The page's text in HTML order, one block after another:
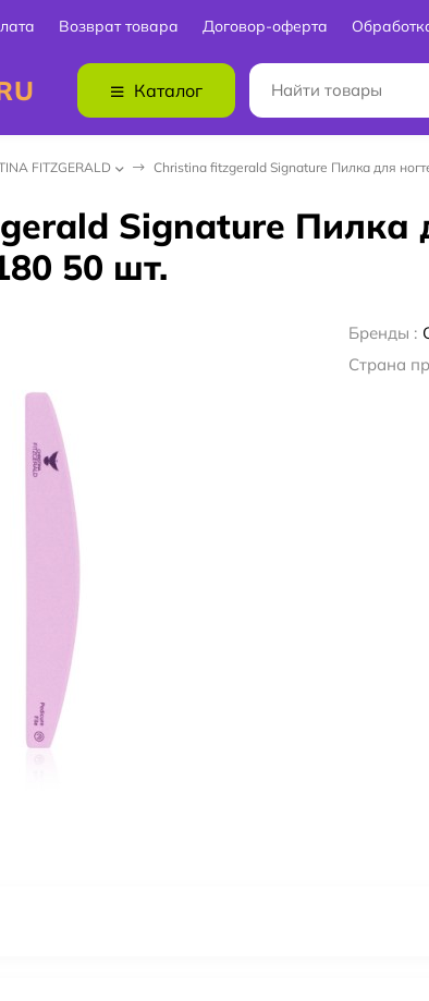
Возврат товара Договор-оферта
Каталог
FITZGERALD Christina fitzgerald Signature Пилка для
Signature Пилка
50 шт.
Бренды :
Страна